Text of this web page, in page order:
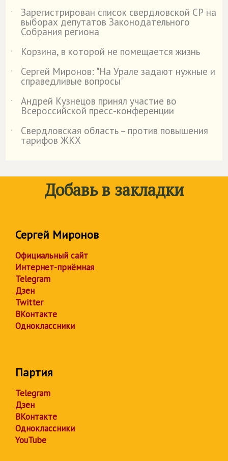
˙ Зарегистрирован список свердловской СР на
выборах депутатов Законодательного
Собрания региона
˙
Корзина, в которой не помещается жизнь
˙
Сергей Миронов: "На Урале задают нужные и
справедливые вопросы"
˙
Андрей Кузнецов принял участие во
Всероссийской пресс-конференции
˙
Свердловская область – против повышения
тарифов ЖКХ
Добавь в закладки
Сергей Миронов
Официальный сайт
Интернет-приёмная
Telegram
Дзен
Twitter
ВКонтакте
Одноклассники
Партия
Telegram
Дзен
ВКонтакте
Одноклассники
YouTube